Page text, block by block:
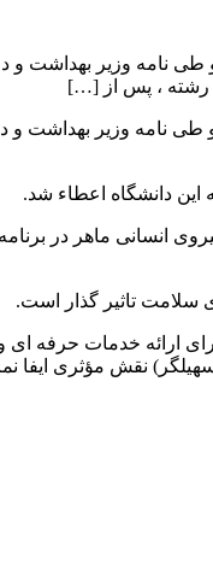
وزیر بهداشت و
رشته ، پس از […]
وزیر بهداشت و
این دانشگاه اعطاء شد.
انسانی ماهر در
سلامت تاثیر گذار است.
خدمات حرفه ای و
نقش مؤثری ایفا